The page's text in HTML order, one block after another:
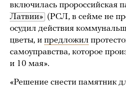
включилась пророссийская
Латвии» (РСЛ, в сейме не
осудил действия
цветы, и предложил
самоуправства, которое
и 10 мая».
«Решение снести памятник